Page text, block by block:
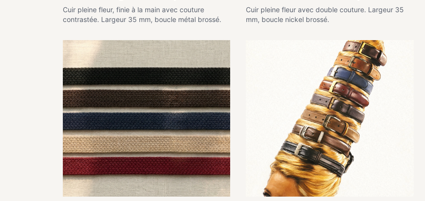
Cuir pleine fleur, finie à la main avec couture
contrastée. Largeur 35 mm, boucle métal brossé.
Cuir pleine fleur avec double couture. Largeur 35
mm, boucle nickel brossé.